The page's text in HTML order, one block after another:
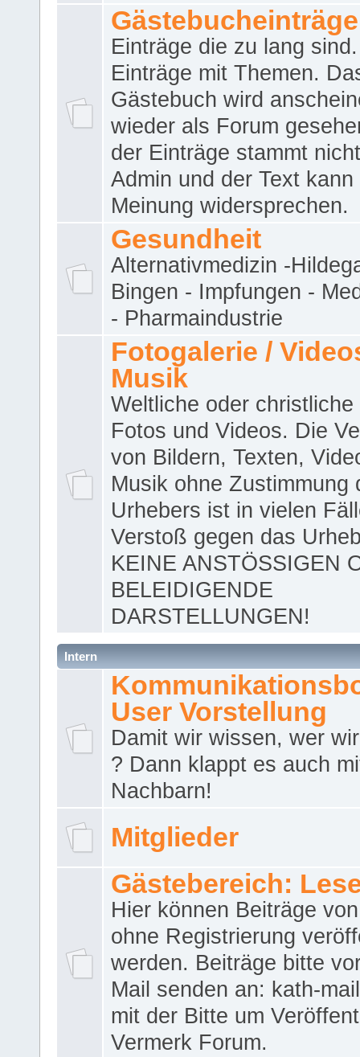
Gästebucheinträge
Einträge die zu lang
Einträge mit Themen.
Gästebuch wird
wieder als Forum
der Einträge stammt
Admin und der Text kann
Meinung widersprechen.
Gesundheit
Alternativmedizin -
Bingen - Impfungen -
- Pharmaindustrie
Fotogalerie /
Musik
Weltliche oder christliche
Fotos und Videos. Die
von Bildern, Texten,
Musik ohne Zustimmung
Urhebers ist in vielen
Verstoß gegen das
KEINE ANSTÖSSIGEN
BELEIDIGENDE
DARSTELLUNGEN!
Intern
User Vorstellung
Damit wir wissen, wer
? Dann klappt es auch
Nachbarn!
Mitglieder
Gästebereich:
Hier können Beiträge
ohne Registrierung
werden. Beiträge bitte
Mail senden an: kath-
mit der Bitte um
Vermerk Forum.